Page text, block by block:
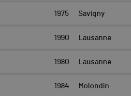
1975 Savigny
1990 Lausanne
1980 Lausanne
1984 Molondin